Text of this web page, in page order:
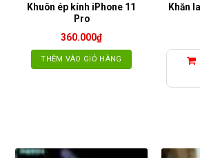
Khuôn ép kính iPhone 11
Pro
360.000₫
THÊM VÀO GIỎ HÀNG
Khăn